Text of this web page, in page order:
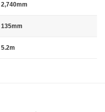
2,740mm
135mm
5.2m